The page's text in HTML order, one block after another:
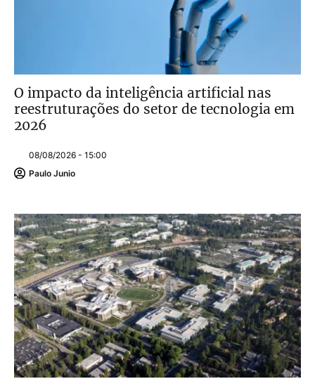
O impacto da inteligência artificial nas
reestruturações do setor de tecnologia em
2026
08/08/2026 - 15:00
Paulo Junio